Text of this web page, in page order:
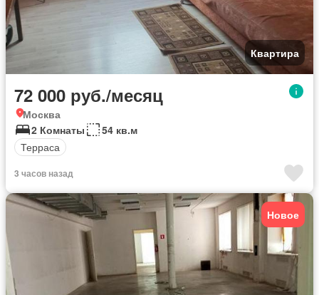
Квартира
72 000 руб./месяц
Москва
2 Комнаты
54 кв.м
Терраса
3 часов назад
Новое